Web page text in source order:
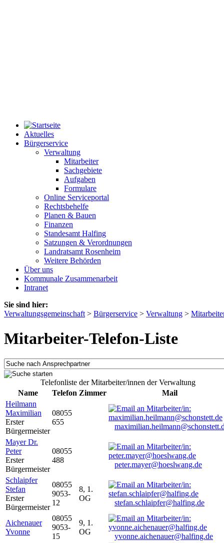
Aktuelles
Bürgerservice
Verwaltung
Mitarbeiter
Sachgebiete
Aufgaben
Formulare
Online Serviceportal
Rechtsbehelfe
Planen & Bauen
Finanzen
Standesamt Halfing
Satzungen & Verordnungen
Landratsamt Rosenheim
Weitere Behörden
Über uns
Kommunale Zusammenarbeit
Intranet
Sie sind hier:
Verwaltungsgemeinschaft > Bürgerservice > Verwaltung >
Mitarbeiter-Telefon-Liste
Telefonliste der Mitarbeiter/innen der Verwaltung
Name
Telefon Zimmer
Mail
Heilmann
Maximilian
Erster
Bürgermeister
08055
655
Mayer Dr.
Peter
Erster
Bürgermeister
08055
488
peter.mayer@hoeslwang.de
Schlaipfer
Stefan
Erster
Bürgermeister
08055
9053-
12
8, 1.
OG
stefan.schlaipfer@halfing.de
Aichenauer
Yvonne
08055
9053-
15
9, 1.
OG
yvonne.aichenauer@halfing.de